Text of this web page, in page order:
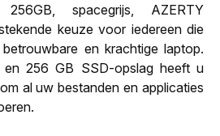
spacegrijs, AZERTY
keuze voor iedereen die
en krachtige laptop.
256 GB SSD-opslag heeft u
al uw bestanden en applicaties